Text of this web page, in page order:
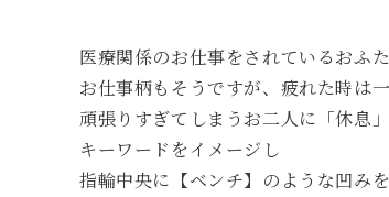
医療関係のお仕事をされているおふた
お仕事柄もそうですが、疲れた時は一
頑張りすぎてしまうお二人に「休息
キーワードをイメージし
指輪中央に【ベンチ】のような凹みを